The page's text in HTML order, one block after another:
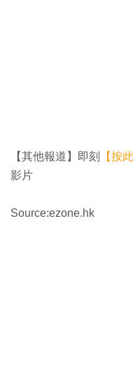
【其他報道】即刻 【按此
影片
Source:ezone.hk